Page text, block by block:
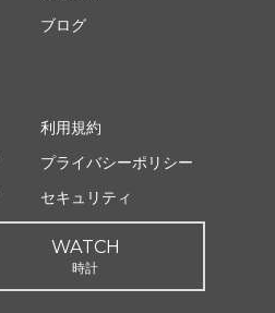
ブログ
利用規約
プライバシーポリシー
セキュリティ
WATCH
時計